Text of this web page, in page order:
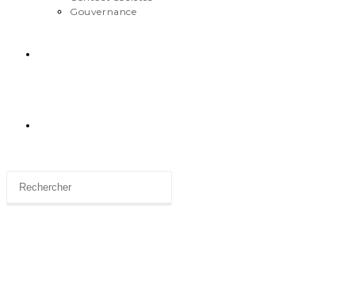
Gouvernance